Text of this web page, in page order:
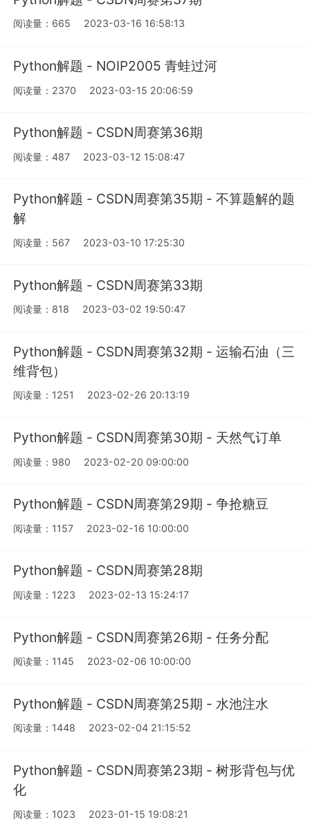
阅读量：665 2023-03-16 16:58:13
Python解题 - NOIP2005 青蛙过河
阅读量：2370 2023-03-15 20:06:59
Python解题 - CSDN周赛第36期
阅读量：487 2023-03-12 15:08:47
Python解题 - CSDN周赛第35期 - 不算题解的题
解
阅读量：567 2023-03-10 17:25:30
Python解题 - CSDN周赛第33期
阅读量：818 2023-03-02 19:50:47
Python解题 - CSDN周赛第32期 - 运输石油（三
维背包）
阅读量：1251 2023-02-26 20:13:19
Python解题 - CSDN周赛第30期 - 天然气订单
阅读量：980 2023-02-20 09:00:00
Python解题 - CSDN周赛第29期 - 争抢糖豆
阅读量：1157 2023-02-16 10:00:00
Python解题 - CSDN周赛第28期
阅读量：1223 2023-02-13 15:24:17
Python解题 - CSDN周赛第26期 - 任务分配
阅读量：1145 2023-02-06 10:00:00
Python解题 - CSDN周赛第25期 - 水池注水
阅读量：1448 2023-02-04 21:15:52
Python解题 - CSDN周赛第23期 - 树形背包与优
化
阅读量：1023 2023-01-15 19:08:21